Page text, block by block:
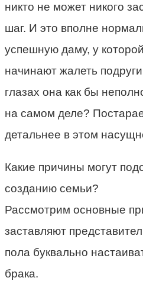
никто не может никого
шаг. И это вполне
успешную даму, у
начинают жалеть
глазах она как бы
на самом деле?
детальнее в этом
Какие причины могут
созданию семьи?
Рассмотрим основные
заставляют
пола буквально
брака.